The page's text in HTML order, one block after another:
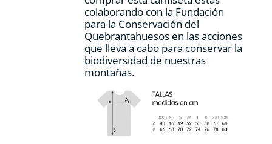
colaborando con la Fundación
para la Conservación del
Quebrantahuesos en las acciones
que lleva a cabo para conservar la
biodiversidad de nuestras
montañas.